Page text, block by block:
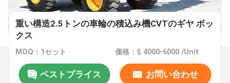
重い構造2.5トンの車輪の積込み機CVTのギヤ ボッ
クス
MOQ：1セット 価格：$ 4000-6000 /Unit
ベストプライス お問い合わせ